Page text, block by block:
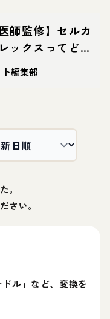
医師監修】セルカ
ックスってどん
性格・体重・寿
徴・迎え方
編集部
。
さい。
ドル」など、変換を